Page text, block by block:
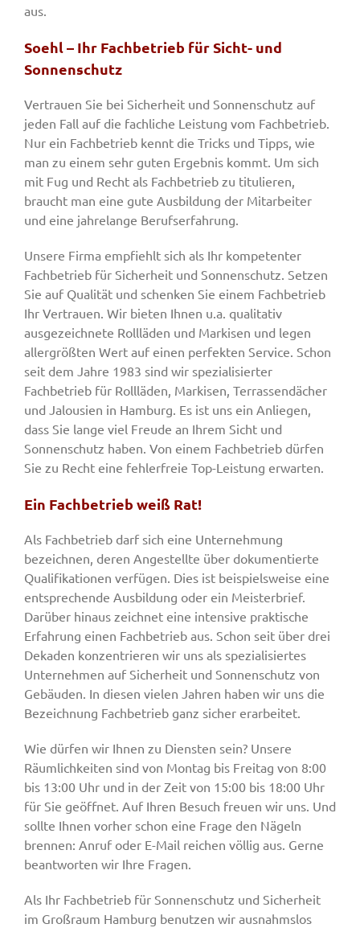
aus.
Soehl – Ihr Fachbetrieb für Sicht- und
Sonnenschutz
Vertrauen Sie bei Sicherheit und Sonnenschutz auf
jeden Fall auf die fachliche Leistung vom Fachbetrieb.
Nur ein Fachbetrieb kennt die Tricks und Tipps, wie
man zu einem sehr guten Ergebnis kommt. Um sich
mit Fug und Recht als Fachbetrieb zu titulieren,
braucht man eine gute Ausbildung der Mitarbeiter
und eine jahrelange Berufserfahrung.
Unsere Firma empfiehlt sich als Ihr kompetenter
Fachbetrieb für Sicherheit und Sonnenschutz. Setzen
Sie auf Qualität und schenken Sie einem Fachbetrieb
Ihr Vertrauen. Wir bieten Ihnen u.a. qualitativ
ausgezeichnete Rollläden und Markisen und legen
allergrößten Wert auf einen perfekten Service. Schon
seit dem Jahre 1983 sind wir spezialisierter
Fachbetrieb für Rollläden, Markisen, Terrassendächer
und Jalousien in Hamburg. Es ist uns ein Anliegen,
dass Sie lange viel Freude an Ihrem Sicht und
Sonnenschutz haben. Von einem Fachbetrieb dürfen
Sie zu Recht eine fehlerfreie Top-Leistung erwarten.
Ein Fachbetrieb weiß Rat!
Als Fachbetrieb darf sich eine Unternehmung
bezeichnen, deren Angestellte über dokumentierte
Qualifikationen verfügen. Dies ist beispielsweise eine
entsprechende Ausbildung oder ein Meisterbrief.
Darüber hinaus zeichnet eine intensive praktische
Erfahrung einen Fachbetrieb aus. Schon seit über drei
Dekaden konzentrieren wir uns als spezialisiertes
Unternehmen auf Sicherheit und Sonnenschutz von
Gebäuden. In diesen vielen Jahren haben wir uns die
Bezeichnung Fachbetrieb ganz sicher erarbeitet.
Wie dürfen wir Ihnen zu Diensten sein? Unsere
Räumlichkeiten sind von Montag bis Freitag von 8:00
bis 13:00 Uhr und in der Zeit von 15:00 bis 18:00 Uhr
für Sie geöffnet. Auf Ihren Besuch freuen wir uns. Und
sollte Ihnen vorher schon eine Frage den Nägeln
brennen: Anruf oder E-Mail reichen völlig aus. Gerne
beantworten wir Ihre Fragen.
Als Ihr Fachbetrieb für Sonnenschutz und Sicherheit
im Großraum Hamburg benutzen wir ausnahmslos